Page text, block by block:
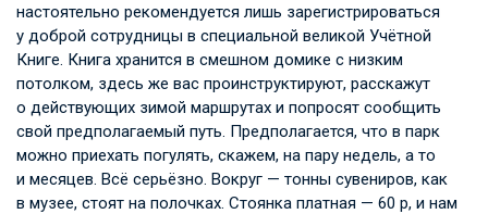
настоятельно рекомендуется лишь зарегистрироваться
у доброй сотрудницы в специальной великой Учётной
Книге. Книга хранится в смешном домике с низким
потолком, здесь же вас проинструктируют, расскажут
о действующих зимой маршрутах и попросят сообщить
свой предполагаемый путь. Предполагается, что в парк
можно приехать погулять, скажем, на пару недель, а то
и месяцев. Всё серьёзно. Вокруг — тонны сувениров, как
в музее, стоят на полочках. Стоянка платная — 60 р, и нам